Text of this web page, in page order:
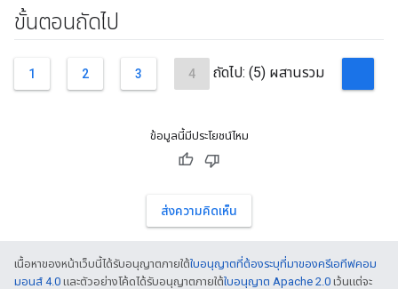
ขั้นตอนถัดไป
1 2 3 4 ถัดไป: (5) ผสานรวม
ข้อมูลนี้มีประโยชน์ไหม
ส่งความคิดเห็น
เนื้อหาของหน้าเว็บนี้ได้รับอนุญาตภายใต้ใบอนุญาตที่ต้องระบุที่มาของครีเอทีฟคอม
มอนส์ 4.0 และตัวอย่างโค้ดได้รับอนุญาตภายใต้ใบอนุญาต Apache 2.0 เว้นแต่จะ